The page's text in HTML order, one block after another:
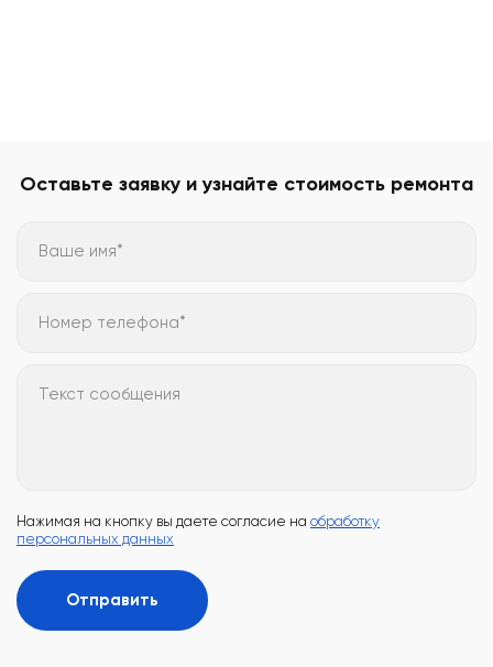
Оставьте заявку и узнайте стоимость ремонта
Ваше имя*
Номер телефона*
Текст сообщения
Нажимая на кнопку вы даете согласие на обработку
персональных данных
Отправить